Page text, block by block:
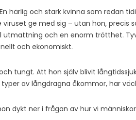
härlig och stark kvinna som redan
viruset ge med sig – utan hon,
utmattning och en enorm trötthet.
och ekonomiskt.
tungt. Att hon själv blivit
av långdragna åkommor, har
dykt ner i frågan av hur vi